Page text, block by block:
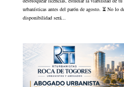
urbanísticas antes del parón de agosto. ⏳ No lo
disponibilidad será...